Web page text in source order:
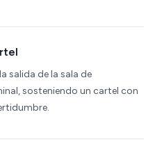
salida de la sala de
sosteniendo un cartel con